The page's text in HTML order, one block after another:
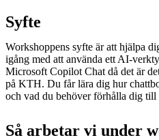
Syfte
Workshoppens syfte är att hjälpa
igång med att använda ett AI-
Microsoft Copilot Chat då det är
på KTH. Du får lära dig hur
och vad du behöver förhålla dig
Så arbetar vi under